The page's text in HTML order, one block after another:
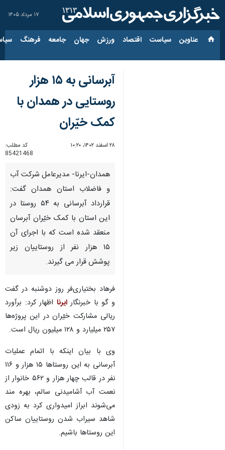
۱۷ مرداد ۱۴۰۵
عناوین‌ سیاست اقتصاد ورزش جهان جامعه فرهنگ
آبرسانی به ۱۵ هزار
روستایی در همدان با
کمک خیّران
۲۸ اسفند ۱۴۰۲، ۱۰:۲۰
کد مطلب:
85421468
همدان-ایرنا- مدیرعامل شرکت آب
و فاضلاب استان همدان گفت:
قرارداد آبرسانی به ۵۴ روستا در
این استان با کمک خیّران آبرسان
منعقد شده است که با اجرای آن
۱۵ هزار نفر از روستاییان زیر
پوشش قرار می گیرند.
فرهاد بختیاری‌فر روز دوشنبه در گفت
و گو با خبرنگارایرنا اظهار کرد: برآورد
ریالی مشارکت خیّران در این پروژه‌ها
۲۵۷ میلیارد و ۱۲۸ میلیون ریال است.
وی با بیان اینکه با اتمام عملیات
آبرسانی به این روستاها ۱۵ هزار و ۱۱۶
نفر در قالب چهار هزار و ۵۶۲ خانوار از
نعمت آب آشامیدنی سالم، بهره مند
می‌شوند ابراز امیدواری کرد به زودی
شاهد سیراب شدن روستاییان ساکن
این روستاها باشیم.